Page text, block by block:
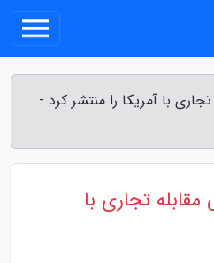
با آمریکا را منتشر کرد -
تجاری با